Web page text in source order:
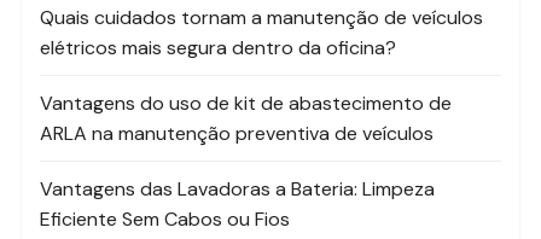
Quais cuidados tornam a manutenção de veículos
elétricos mais segura dentro da oficina?
Vantagens do uso de kit de abastecimento de
ARLA na manutenção preventiva de veículos
Vantagens das Lavadoras a Bateria: Limpeza
Eficiente Sem Cabos ou Fios